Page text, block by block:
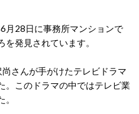
月28日に事務所マンションで
を発見されています。
さんが手がけたテレビドラマ
。このドラマの中ではテレビ業